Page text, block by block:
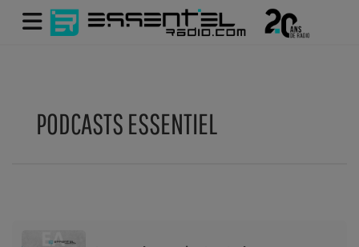
PODCASTS ESSENTIEL